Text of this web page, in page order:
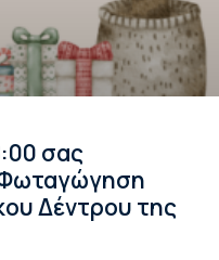
σας
Φωταγώγηση
Δέντρου της